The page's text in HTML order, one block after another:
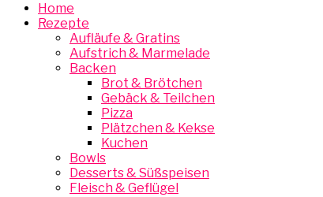
Home
Rezepte
Aufläufe & Gratins
Aufstrich & Marmelade
Backen
Brot & Brötchen
Gebäck & Teilchen
Pizza
Plätzchen & Kekse
Kuchen
Bowls
Desserts & Süßspeisen
Fleisch & Geflügel